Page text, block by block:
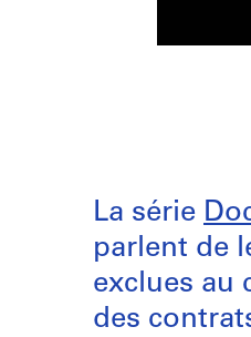
La série
parlent de
exclues au
des